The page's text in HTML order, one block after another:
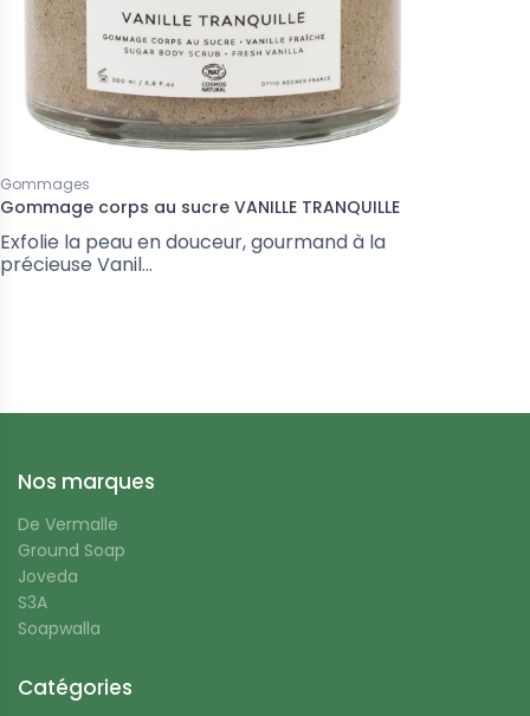
Gommages
Gommage corps au sucre VANILLE TRANQUILLE
Exfolie la peau en douceur, gourmand à la
précieuse Vanil...
Nos marques
De Vermalle
Ground Soap
Joveda
S3A
Soapwalla
Catégories